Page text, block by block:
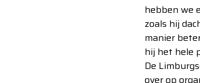
hebben we
zoals hij
manier
hij het hele
De
over op